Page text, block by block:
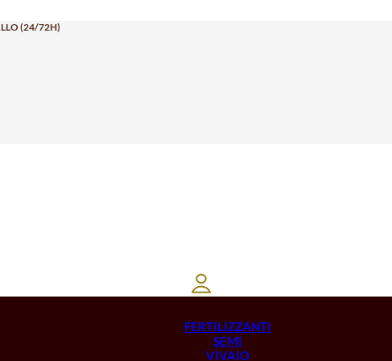
(24/72H)
FERTILIZZANTI
SEMI
VIVAIO